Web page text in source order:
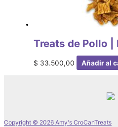
Treats de Pollo
$ 33.500,00 Añadir al
Copyright © 2026 Amy's CroCanTreats